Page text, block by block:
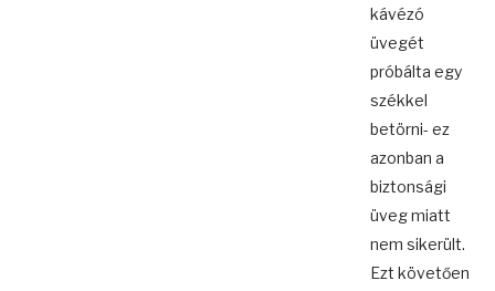
kávézó
üvegét
próbálta egy
székkel
betörni- ez
azonban a
biztonsági
üveg miatt
nem sikerült.
Ezt követően